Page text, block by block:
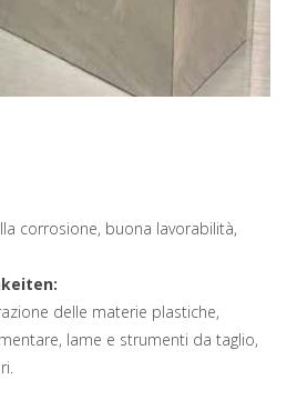
corrosione, buona lavorabilità,
delle materie plastiche,
lame e strumenti da taglio,